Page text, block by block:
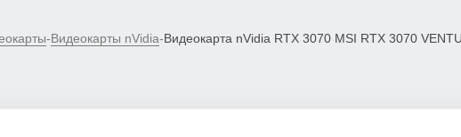
-Видеокарты nVidia-Видеокарта nVidia RTX 3070 MSI RTX 3070